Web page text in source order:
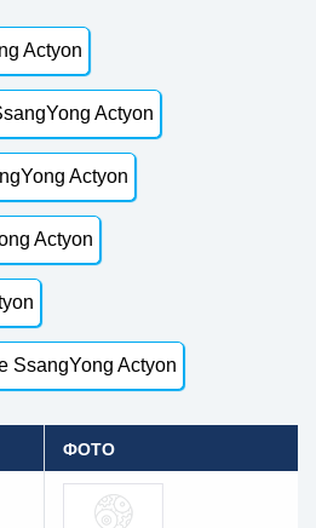
Actyon
Actyon
Actyon
Actyon
SsangYong Actyon
ФОТО